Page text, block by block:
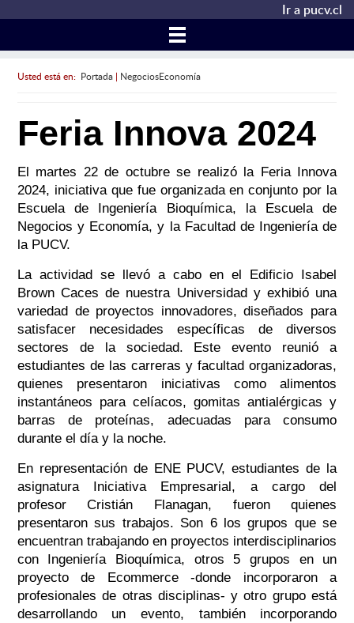
Ir a pucv.cl
Usted está en: Portada| NegociosEconomía
Feria Innova 2024
El martes 22 de octubre se realizó la Feria Innova
2024, iniciativa que fue organizada en conjunto por la
Escuela de Ingeniería Bioquímica, la Escuela de
Negocios y Economía, y la Facultad de Ingeniería de
la PUCV.
La actividad se llevó a cabo en el Edificio Isabel
Brown Caces de nuestra Universidad y exhibió una
variedad de proyectos innovadores, diseñados para
satisfacer necesidades específicas de diversos
sectores de la sociedad. Este evento reunió a
estudiantes de las carreras y facultad organizadoras,
quienes presentaron iniciativas como alimentos
instantáneos para celíacos, gomitas antialérgicas y
barras de proteínas, adecuadas para consumo
durante el día y la noche.
En representación de ENE PUCV, estudiantes de la
asignatura Iniciativa Empresarial, a cargo del
profesor Cristián Flanagan, fueron quienes
presentaron sus trabajos. Son 6 los grupos que se
encuentran trabajando en proyectos interdisciplinarios
con Ingeniería Bioquímica, otros 5 grupos en un
proyecto de Ecommerce -donde incorporaron a
profesionales de otras disciplinas- y otro grupo está
desarrollando un evento, también incorporando